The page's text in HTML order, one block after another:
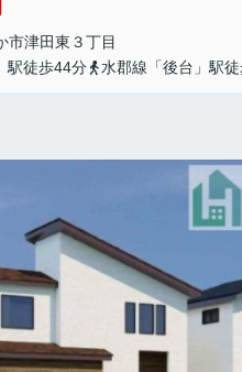
市津田東 ３丁目
駅徒歩44分
水郡線「後台」駅